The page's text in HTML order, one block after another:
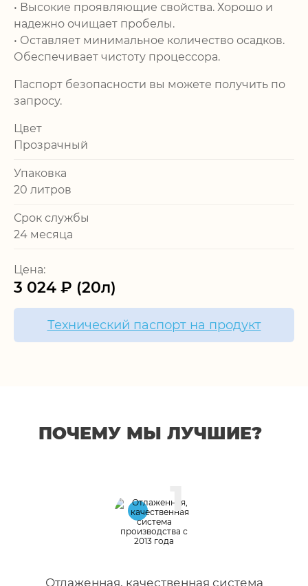
• Высокие проявляющие свойства. Хорошо и
надежно очищает пробелы.
• Оставляет минимальное количество осадков.
Обеспечивает чистоту процессора.
Паспорт безопасности вы можете получить по
запросу.
Цвет
Прозрачный
Упаковка
20 литров
Срок службы
24 месяца
Цена:
3 024 ₽ (20л)
Технический паспорт на продукт
ПОЧЕМУ МЫ ЛУЧШИЕ?
1
Отлаженная, качественная система